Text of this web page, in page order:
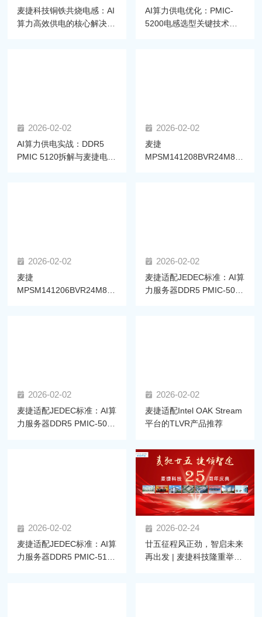
麦捷科技铜铁共烧电感：AI
算力高效供电的核心解决方
AI算力供电优化：PMIC-
5200电感选型关键技术与
2026-02-02
AI算力供电实战：DDR5
PMIC 5120拆解与麦捷电感
2026-02-02
麦捷
MPSM141208BVR24M86-
2026-02-02
麦捷
MPSM141206BVR24M86-
2026-02-02
麦捷适配JEDEC标准：AI算
力服务器DDR5 PMIC-5020
2026-02-02
麦捷适配JEDEC标准：AI算
力服务器DDR5 PMIC-5030
2026-02-02
麦捷适配Intel OAK Stream
平台的TLVR产品推荐
2026-02-02
麦捷适配JEDEC标准：AI算
力服务器DDR5 PMIC-5100
2026-02-24
廿五征程风正劲，智启未来
再出发 | 麦捷科技隆重举行